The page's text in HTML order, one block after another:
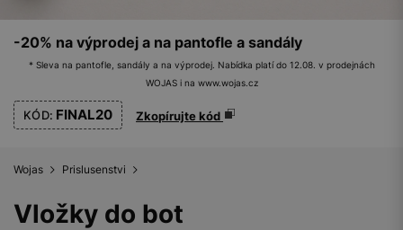
-20% na výprodej a na pantofle a sandály
* Sleva na pantofle, sandály a na výprodej. Nabídka platí do 12.08. v prodejnách
WOJAS i na www.wojas.cz
KÓD: FINAL20 Zkopírujte kód
Wojas Prislusenstvi
Vložky do bot